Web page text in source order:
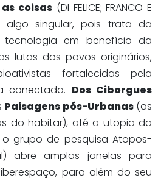
coisas (DI FELICE; FRANCO E
é algo singular, pois trata da
em benefício da
lutas dos povos originários,
fortalecidas pela
conectada. Dos Ciborgues
Paisagens pós-Urbanas(as
do habitar), até a utopia da
o grupo de pesquisa Atopos-
abre amplas janelas para
para além do seu